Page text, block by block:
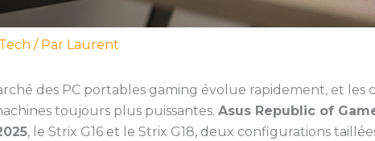
/ Par Laurent
des PC portables gaming évolue rapidement, et
toujours plus puissantes. Asus Republic of
, le Strix G16 et le Strix G18, deux configurations